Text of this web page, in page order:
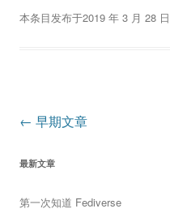
本条目发布于2019 年 3 月 28 日
文
导
航
← 早期文章
最新文章
第一次知道 Fediverse